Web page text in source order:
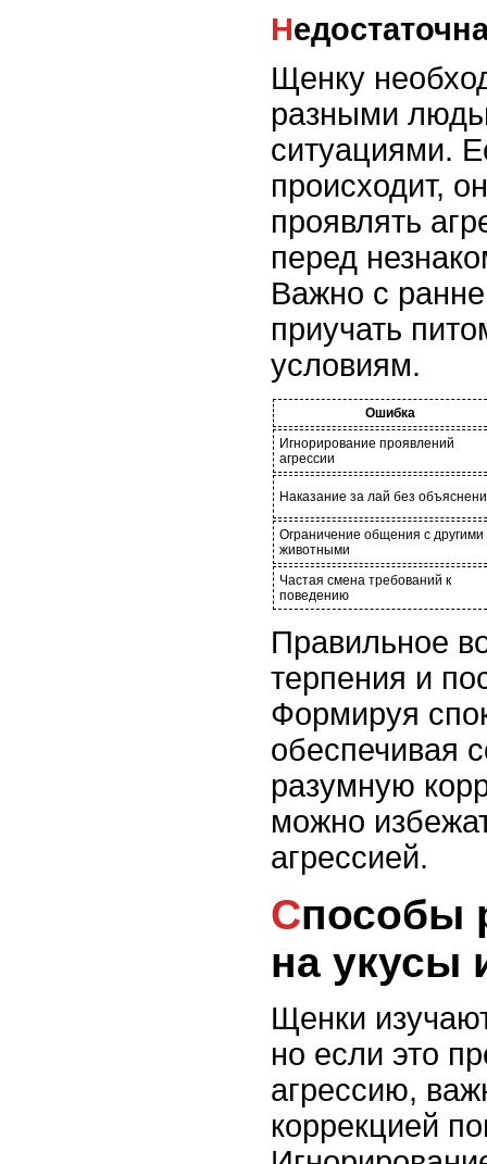
Щенку
разными
ситуациями.
происходит,
проявлять
перед
Важно с
приучать
условиям.
Ошибка
Игнорирование проявлений
агрессии
Наказание за лай без
Ограничение общения с другими
животными
Частая смена требований к
поведению
Правильное
терпения и
Формируя
обеспечивая
разумную
можно
агрессией.
Способы реагирования
на укусы
Щенки
но если это
агрессию,
коррекцией